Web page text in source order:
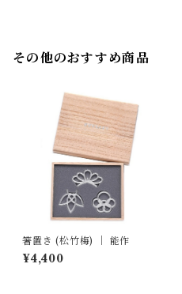
その他のおすすめ商品
箸置き (松竹梅) ｜ 能作
¥4,400